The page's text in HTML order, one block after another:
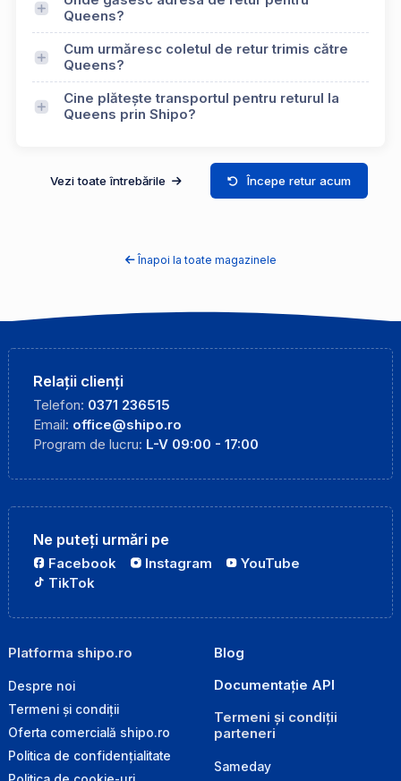
Queens?
Cum urmăresc coletul de retur trimis către
Queens?
Cine plătește transportul pentru returul la
Queens prin Shipo?
Vezi toate întrebările Începe retur acum
Înapoi la toate magazinele
Relații clienți
Telefon: 0371 236515
Email: office@shipo.ro
Program de lucru: L-V 09:00 - 17:00
Ne puteți urmări pe
Facebook Instagram
YouTube
TikTok
Platforma shipo.ro
Despre noi
Termeni și condiții
Oferta comercială shipo.ro
Politica de confidențialitate
Blog
Documentație API
Termeni și condiții
parteneri
Sameday